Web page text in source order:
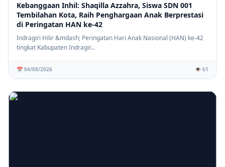
Kebanggaan Inhil: Shaqilla Azzahra, Siswa SDN 001
Tembilahan Kota, Raih Penghargaan Anak Berprestasi
di Peringatan HAN ke-42
Indragiri Hilir &mdash; Peringatan Hari Anak Nasional (HAN) ke-42
tingkat Kabupaten Indragir...
📅 04/08/2026 👁️ 61